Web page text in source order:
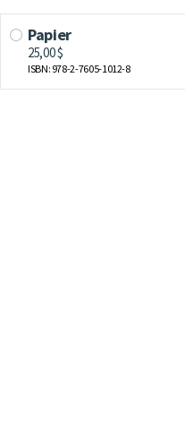
Papier
25,00 $
ISBN: 978-2-7605-1012-8